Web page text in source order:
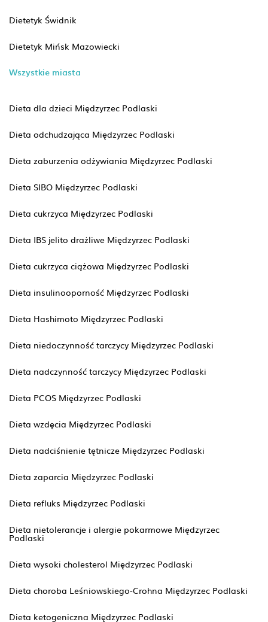
Dietetyk Świdnik
Dietetyk Mińsk Mazowiecki
Wszystkie miasta
Dieta dla dzieci Międzyrzec Podlaski
Dieta odchudzająca Międzyrzec Podlaski
Dieta zaburzenia odżywiania Międzyrzec Podlaski
Dieta SIBO Międzyrzec Podlaski
Dieta cukrzyca Międzyrzec Podlaski
Dieta IBS jelito drażliwe Międzyrzec Podlaski
Dieta cukrzyca ciążowa Międzyrzec Podlaski
Dieta insulinooporność Międzyrzec Podlaski
Dieta Hashimoto Międzyrzec Podlaski
Dieta niedoczynność tarczycy Międzyrzec Podlaski
Dieta nadczynność tarczycy Międzyrzec Podlaski
Dieta PCOS Międzyrzec Podlaski
Dieta wzdęcia Międzyrzec Podlaski
Dieta nadciśnienie tętnicze Międzyrzec Podlaski
Dieta zaparcia Międzyrzec Podlaski
Dieta refluks Międzyrzec Podlaski
Dieta nietolerancje i alergie pokarmowe Międzyrzec
Podlaski
Dieta wysoki cholesterol Międzyrzec Podlaski
Dieta choroba Leśniowskiego-Crohna Międzyrzec Podlaski
Dieta ketogeniczna Międzyrzec Podlaski